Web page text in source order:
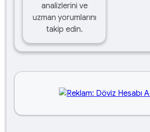
analizlerini ve
uzman yorumlarını
takip edin.